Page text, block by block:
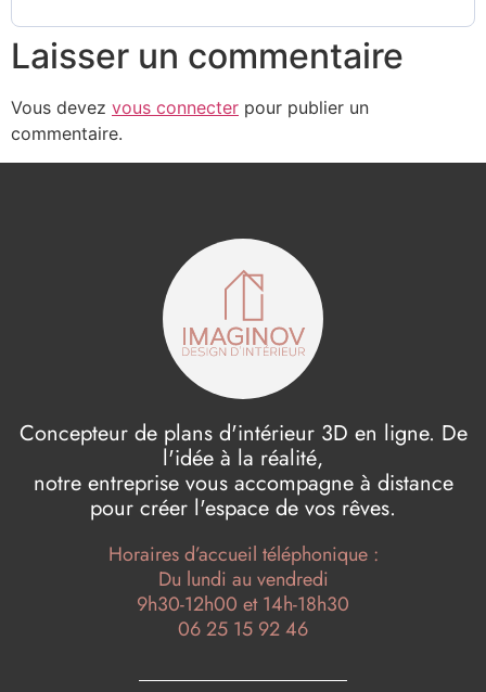
Laisser un commentaire
Vous devez vous connecter pour publier un
commentaire.
Concepteur de plans d'intérieur 3D en ligne. De
l'idée à la réalité,
notre entreprise vous accompagne à distance
pour créer l'espace de vos rêves.
Horaires d’accueil téléphonique :
Du lundi au vendredi
9h30-12h00 et 14h-18h30
06 25 15 92 46